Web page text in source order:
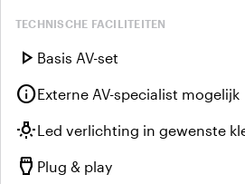
TECHNISCHE FACILITEITEN
play_arrow Basis AV-set
infoExterne AV-specialist mogelijk
wb_incandescentLed verlichting in gewenste
settings_input_hdmi Plug & play